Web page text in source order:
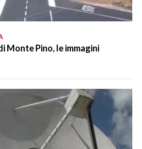
Monte Pino, le immagini